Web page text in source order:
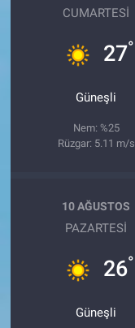
CUMARTESI
27°
Güneşli
Nem: %25
Rüzgar: 5.11 m/s
10 AĞUSTOS
PAZARTESI
26°
Güneşli